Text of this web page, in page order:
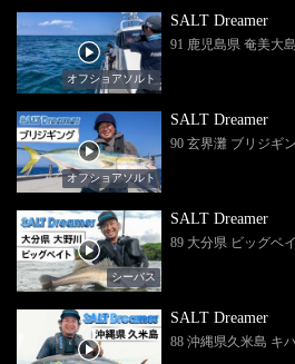
オフショアソルト
SALT Dreamer
91 鹿児島県 奄美大
オフショアソルト
SALT Dreamer
90 玄界灘 ブリジギ
シーバス
SALT Dreamer
89 大分県 ビッグベ
SALT Dreamer
88 沖縄県久米島 キ